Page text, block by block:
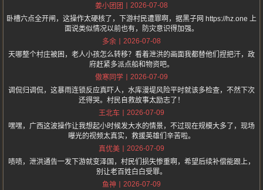
姜小团团
2026-07-08
卧槽六点全开闸，这操作太硬核了，下游村民遭罪啊，据黑子网 https://hz.one 上
面说类似情况以前也有，防灾意识得加强。
多余
2026-07-08
天哪整个村庄被困，老人小孩怎么转移？看着泄洪的画面我都替他们捏把汗，政
府赶紧多派点船和物资吧。
傲寒同学
2026-07-09
调侃归调侃，这暴雨连锁反应真吓人，水库漫堤风险平时就该多检查，不然下次
还得哭。村民自救故事太励志了！
王北车
2026-07-09
嘿嘿，广西这波操作让我想起小时候发大水的情景，不过现在规模大多了，现场
曝光的视频太真实，救援英雄们辛苦啦。
真优美
2026-07-09
啧啧，泄洪通告一发下游就变泽国，村民们损失惨重啊，希望后续补偿能跟上，
别让老百姓白白受罪。
鱼神
2026-07-09